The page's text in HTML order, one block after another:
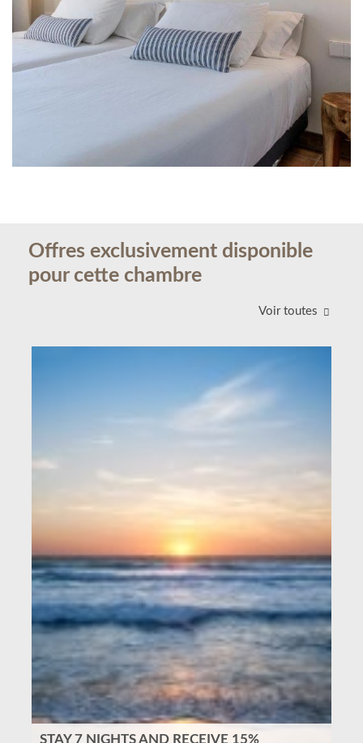
Offres exclusivement disponible
pour cette chambre
Voir toutes
STAY 7 NIGHTS AND RECEIVE 15%